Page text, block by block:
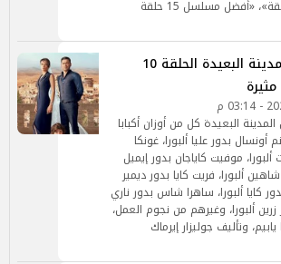
ملخص مسلسل المدينة البعيدة الحلقة 10
البعيدة كل من أوزان أكبابا
أونسال بدور عليا ألبورا، غونكا
موفيت كاياجان بدور إيميل
شاهين ألبورا، فريت كايا بدور ديمير
كايا ألبورا، ساهرا شاس بدور ناري
زرين ألبورا، وغيرهم من نجوم العمل،
وتأليف جوليزار إيرماك